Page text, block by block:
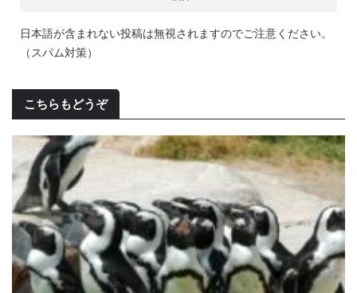
日本語が含まれない投稿は無視されますのでご注意ください。
（スパム対策）
こちらもどうぞ